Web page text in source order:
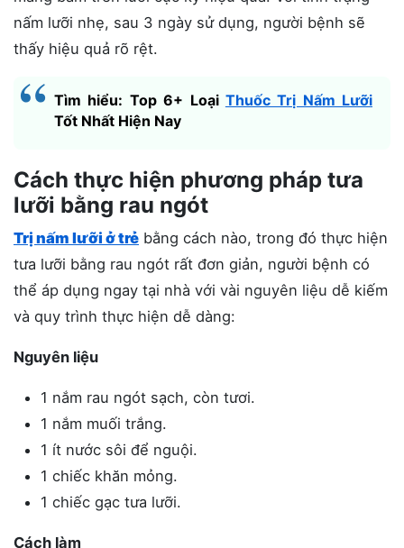
nấm lưỡi nhẹ, sau 3 ngày sử dụng, người bệnh sẽ
thấy hiệu quả rõ rệt.
Tìm hiểu: Top 6+ Loại Thuốc Trị Nấm Lưỡi
Tốt Nhất Hiện Nay
Cách thực hiện phương pháp tưa
lưỡi bằng rau ngót
Trị nấm lưỡi ở trẻ bằng cách nào, trong đó thực hiện
tưa lưỡi bằng rau ngót rất đơn giản, người bệnh có
thể áp dụng ngay tại nhà với vài nguyên liệu dễ kiếm
và quy trình thực hiện dễ dàng:
Nguyên liệu
1 nắm rau ngót sạch, còn tươi.
1 nắm muối trắng.
1 ít nước sôi để nguội.
1 chiếc khăn mỏng.
1 chiếc gạc tưa lưỡi.
Cách làm